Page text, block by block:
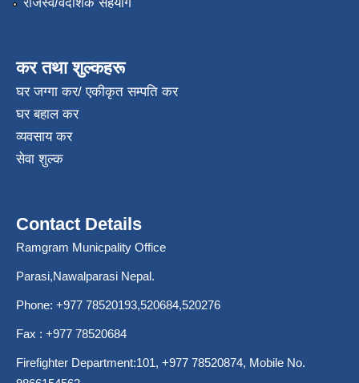
कर तथा शुल्कहरू
घर जग्गा कर/ एकीकृत सम्पति कर
घर बहाल कर
व्यवसाय कर
सेवा शुल्क
Contact Details
Ramgram Municpality Office
Parasi,Nawalparasi Nepal.
Phone: +977 78520193,520684,520276
Fax : +977 78520684
Firefighter Department:101, +977 78520874, Mobile No.